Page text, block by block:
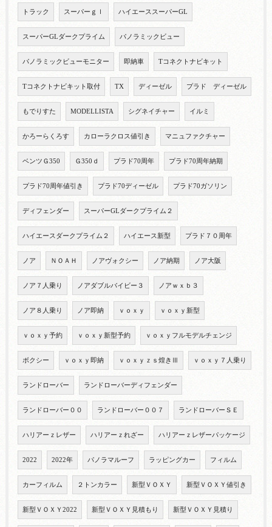
トラック スーパーｇｌ ハイエーススーパーGL
スーパーGLダークプライム パノラミックビュー
パノラミックビューモニター 即納車 Tコネクトナビキット
Tコネクトナビキット取付 TX ディーゼル プラド ディーゼル
もでりすた MODELLISTA シグネイチャー イルミ
かろーらくろす カローラクロス値引き マニュファクチャー
ベンツＧ350 Ｇ350ｄ プラド70周年 プラド70周年納期
プラド70周年値引き プラド70ディーゼル プラド70ガソリン
ディフェンダー スーパーGLダークプライム２
ハイエースダークプライム２ ハイエース新型 プラド７０周年
ノア ＮＯＡＨ ノアヴォクシー ノア納期 ノア大阪
ノア７人乗り ノアダブルバイビー３ ノアｗｘｂ３
ノア８人乗り ノア即納 ｖｏｘｙ ｖｏｘｙ新型
ｖｏｘｙ予約 ｖｏｘｙ新型予約 ｖｏｘｙフルモデルチェンジ
ボクシー ｖｏｘｙ即納 ｖｏｘｙｚｓ煌きⅢ ｖｏｘｙ７人乗り
ランドローバー ランドローバーディフェンダー
ランドローバー００ ランドローバー００７ ランドローバーＳＥ
ハリアーｚレザー ハリアーｚれざー ハリアーｚレザーパッケージ
2022 2022年 パノラマルーフ ラッピングカー フィルム
カーフィルム ２トンカラー 新型ＶＯＸＹ 新型ＶＯＸＹ値引き
新型ＶＯＸＹ2022 新型ＶＯＸＹ見積もり 新型ＶＯＸＹ見積り